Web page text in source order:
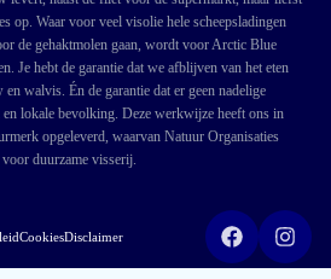
op. Waar voor veel visolie hele scheepsladingen
de gehaktmolen gaan, wordt voor Arctic Blue
Je hebt de garantie dat we afblijven van het eten
walvis. Én de garantie dat er geen nadelige
lokale bevolking. Deze werkwijze heeft ons in
opgeleverd, waarvan Natuur Organisaties
duurzame visserij.
CookiesDisclaimer